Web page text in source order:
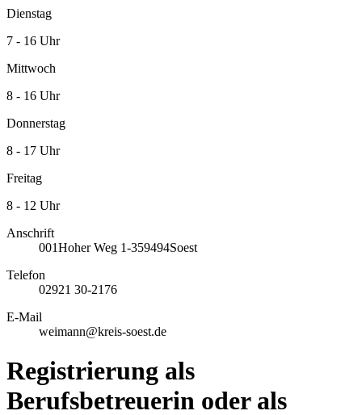
Dienstag
7 - 16 Uhr
Mittwoch
8 - 16 Uhr
Donnerstag
8 - 17 Uhr
Freitag
8 - 12 Uhr
Anschrift
001Hoher Weg 1-359494Soest
Telefon
02921 30-2176
E-Mail
weimann@kreis-soest.de
Registrierung als
Berufsbetreuerin oder als